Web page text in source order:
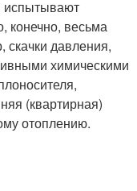
испытывают
конечно, весьма
давления,
химическими
(квартирная)
отоплению.